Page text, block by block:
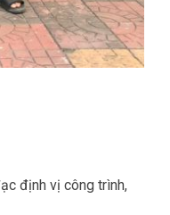
định vị công trình,